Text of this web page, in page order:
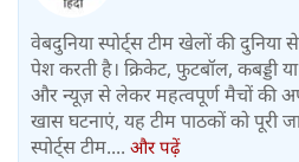
वेबदुनिया स्पोर्ट्स टीम खेलों की
पेश करती है। क्रिकेट, फुटबॉल, कबड्डी
और न्यूज़ से लेकर महत्वपूर्ण मैचों की
खास घटनाएं, यह टीम पाठकों को पूरी
स्पोर्ट्स टीम.... और पढ़ें